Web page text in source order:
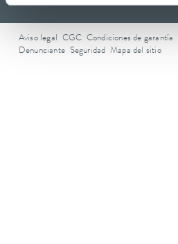
Aviso legal CGC Condiciones de garantía
Denunciante Seguridad Mapa del sitio